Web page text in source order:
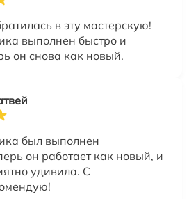
в эту мастерскую!
выполнен быстро и
он снова как новый.
был выполнен
он работает как новый, и
удивила. С